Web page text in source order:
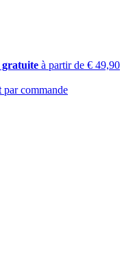
à partir de € 49,90
par commande